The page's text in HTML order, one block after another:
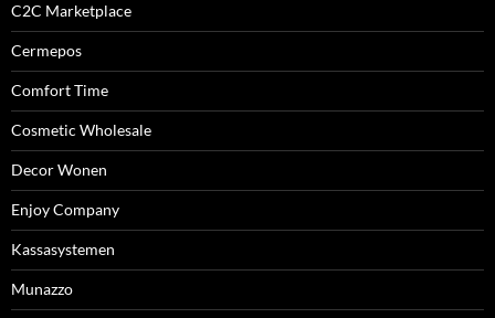
C2C Marketplace
Cermepos
Comfort Time
Cosmetic Wholesale
Decor Wonen
Enjoy Company
Kassasystemen
Munazzo